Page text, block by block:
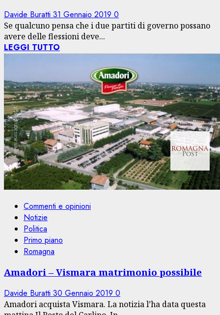
Davide Buratti 31 Gennaio 2019 0
Se qualcuno pensa che i due partiti di governo possano
avere delle flessioni deve...
LEGGI TUTTO
Commenti e opinioni
Notizie
Politica
Primo piano
Romagna
Amadori – Vismara matrimonio possibile
Davide Buratti 30 Gennaio 2019 0
Amadori acquista Vismara. La notizia l’ha data questa